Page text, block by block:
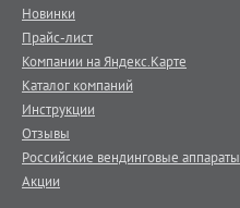
Новинки
Прайс-лист
Компании на Яндекс.Карте
Каталог компаний
Инструкции
Отзывы
Российские вендинговые аппараты
Акции